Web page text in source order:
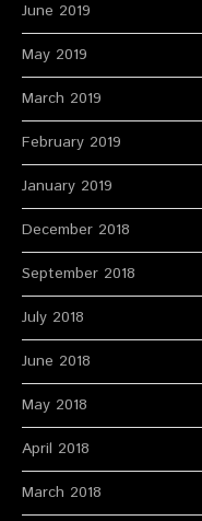
June 2019
May 2019
March 2019
February 2019
January 2019
December 2018
September 2018
July 2018
June 2018
May 2018
April 2018
March 2018